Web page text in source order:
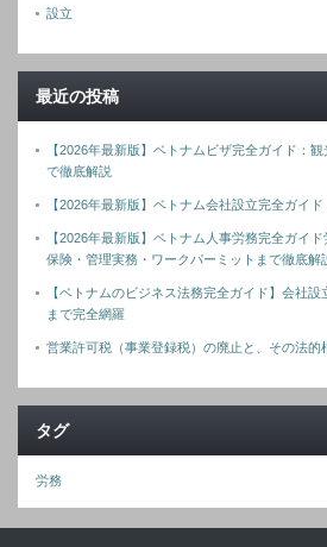
設立
最近の投稿
【2026年最新版】ベトナムビザ完全ガイド：
で徹底解説
【2026年最新版】ベトナム会社設立完全ガイ
【2026年最新版】ベトナム人事労務完全ガイ
保険・管理実務・ワークパーミットまで徹底解
【ベトナムのビジネス法務完全ガイド】会社
まで完全網羅
営業許可税（事業登録税）の廃止と、その法的
タグ
労務